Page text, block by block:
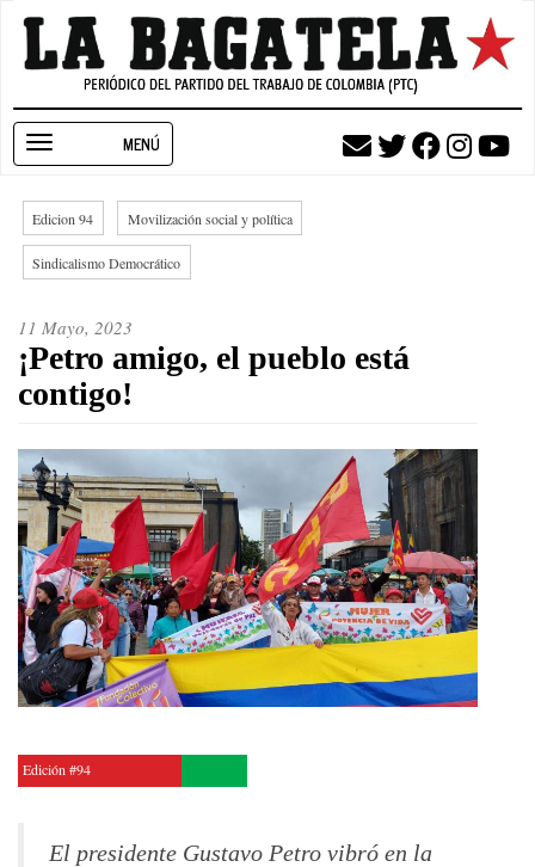
Pasar
contenido
navigation
Edicion 94 Movilización social y política
Sindicalismo Democrático
11 Mayo, 2023
¡Petro amigo, el pueblo está
contigo!
Edición #94
El presidente Gustavo Petro vibró en la